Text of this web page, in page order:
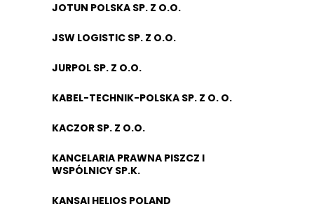
JOTUN POLSKA SP. Z O.O.
JSW LOGISTIC SP. Z O.O.
JURPOL SP. Z O.O.
KABEL-TECHNIK-POLSKA SP. Z O. O.
KACZOR SP. Z O.O.
KANCELARIA PRAWNA PISZCZ I
WSPÓLNICY SP.K.
KANSAI HELIOS POLAND